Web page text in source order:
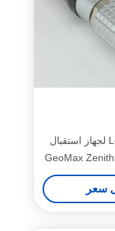
موصل كابل Lemo 1B 10pin لجهاز استقبال
GeoMax
سعر